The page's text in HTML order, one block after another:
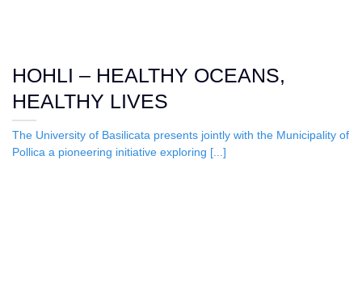
HOHLI – HEALTHY OCEANS,
HEALTHY LIVES
The University of Basilicata presents jointly with the Municipality of
Pollica a pioneering initiative exploring [...]